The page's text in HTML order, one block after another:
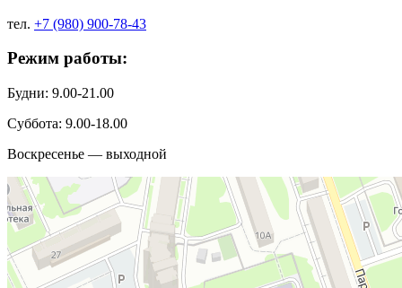
тел. +7 (980) 900-78-43
Режим работы:
Будни: 9.00-21.00
Суббота: 9.00-18.00
Воскресенье — выходной